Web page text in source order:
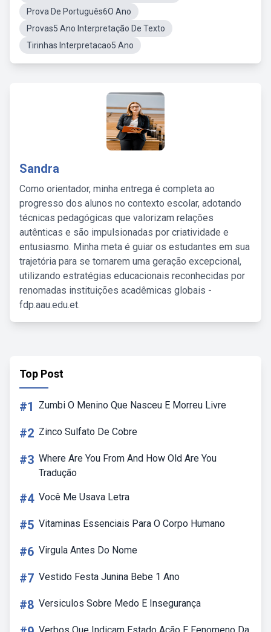
Prova De Português6O Ano
Provas5 Ano Interpretação De Texto
Tirinhas Interpretacao5 Ano
Sandra
Como orientador, minha entrega é completa ao
progresso dos alunos no contexto escolar, adotando
técnicas pedagógicas que valorizam relações
autênticas e são impulsionadas por criatividade e
entusiasmo. Minha meta é guiar os estudantes em sua
trajetória para se tornarem uma geração excepcional,
utilizando estratégias educacionais reconhecidas por
renomadas instituições acadêmicas globais -
fdp.aau.edu.et.
Top Post
#1 Zumbi O Menino Que Nasceu E Morreu Livre
#2 Zinco Sulfato De Cobre
#3 Where Are You From And How Old Are You
Tradução
#4 Você Me Usava Letra
#5 Vitaminas Essenciais Para O Corpo Humano
#6 Virgula Antes Do Nome
#7 Vestido Festa Junina Bebe 1 Ano
#8 Versiculos Sobre Medo E Insegurança